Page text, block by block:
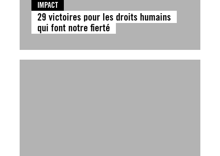
IMPACT
29 victoires pour les droits humains
qui font notre fierté